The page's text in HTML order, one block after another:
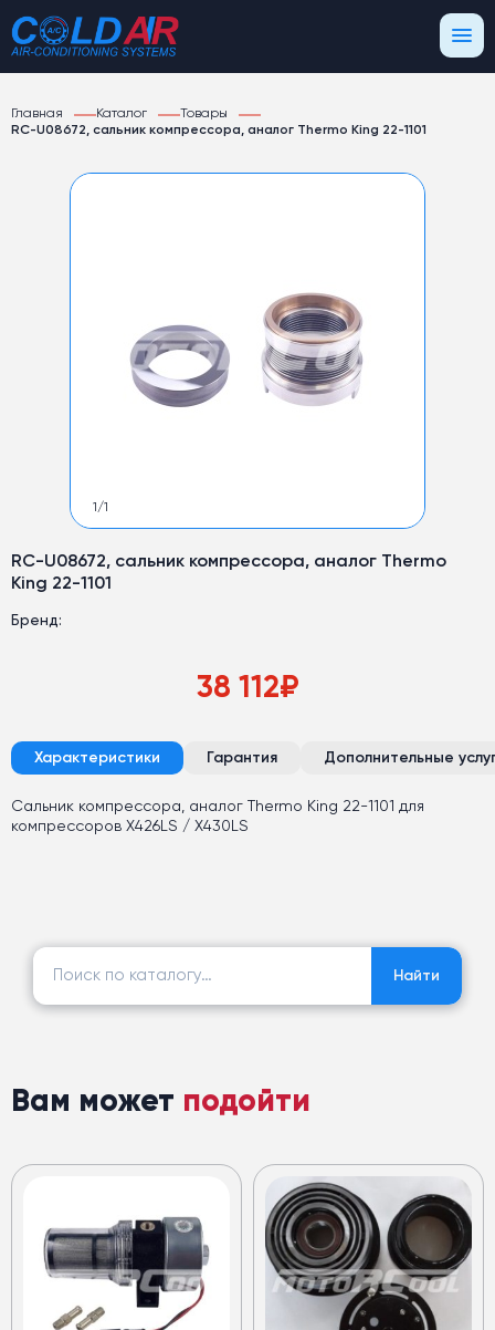
Главная Каталог
Товары
RC-U08672, сальник компрессора, аналог Thermo King 22-1101
1 /1
RC-U08672, сальник компрессора, аналог Thermo
King 22-1101
Бренд:
38 112₽
Характеристики Гарантия Дополнительные
Сальник компрессора, аналог Thermo King 22-1101 для
компрессоров X426LS / X430LS
Найти:
Найти
Вам может подойти